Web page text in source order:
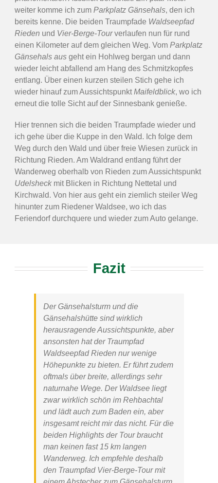
weiter komme ich zum Parkplatz Gänsehals, den ich
bereits kenne. Die beiden Traumpfade Waldseepfad
Rieden und Vier-Berge-Tourverlaufen nun für rund
einen Kilometer auf dem gleichen Weg. Vom Parkplatz
Gänsehals aus geht ein Hohlweg bergan und dann
wieder leicht abfallend am Hang des Schmitzkopfes
entlang. Über einen kurzen steilen Stich gehe ich
wieder hinauf zum AussichtspunktMaifeldblick, wo ich
erneut die tolle Sicht auf der Sinnesbank genieße.
Hier trennen sich die beiden Traumpfade wieder und
ich gehe über die Kuppe in den Wald. Ich folge dem
Weg durch den Wald und über freie Wiesen zurück in
Richtung Rieden. Am Waldrand entlang führt der
Wanderweg oberhalb von Rieden zum Aussichtspunkt
Udelsheckmit Blicken in Richtung Nettetal und
Kirchwald. Von hier aus geht ein ziemlich steiler Weg
hinunter zum Riedener Waldsee, wo ich das
Feriendorf durchquere und wieder zum Auto gelange.
Fazit
Der Gänsehalsturm und die
Gänsehalshütte sind wirklich
herausragende Aussichtspunkte, aber
ansonsten hat der Traumpfad
Waldseepfad Rieden nur wenige
Höhepunkte zu bieten. Er führt zudem
oftmals über breite, allerdings sehr
naturnahe Wege. Der Waldsee liegt
zwar wirklich schön im Rehbachtal
und lädt auch zum Baden ein, aber
insgesamt reicht mir das nicht. Für die
beiden Highlights der Tour braucht
man keinen fast 15 km langen
Wanderweg. Ich empfehle deshalb
den Traumpfad Vier-Berge-Tourmit